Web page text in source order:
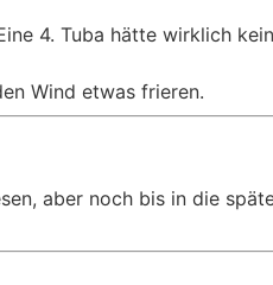
4. Tuba hätte wirklich
Wind etwas frieren.
aber noch bis in die